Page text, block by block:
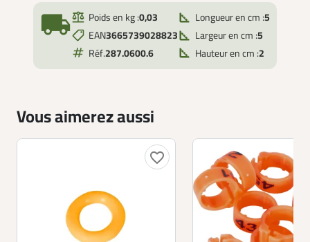
local_shipping Poids en kg :0,03
EAN3665739028823
Réf.287.0600.6
Longueur en cm :5
Largeur en cm :5
Hauteur en cm :2
Vous aimerez aussi
favorite_border